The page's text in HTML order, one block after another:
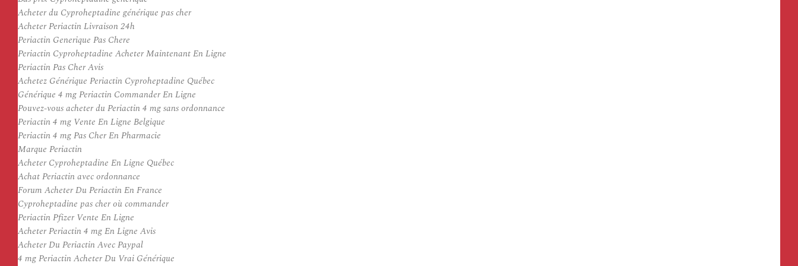
Acheter du Cyproheptadine générique pas cher
Acheter Periactin Livraison 24h
Periactin Generique Pas Chere
Periactin Cyproheptadine Acheter Maintenant En Ligne
Periactin Pas Cher Avis
Achetez Générique Periactin Cyproheptadine Québec
Générique 4 mg Periactin Commander En Ligne
Pouvez-vous acheter du Periactin 4 mg sans ordonnance
Periactin 4 mg Vente En Ligne Belgique
Periactin 4 mg Pas Cher En Pharmacie
Marque Periactin
Acheter Cyproheptadine En Ligne Québec
Achat Periactin avec ordonnance
Forum Acheter Du Periactin En France
Cyproheptadine pas cher où commander
Periactin Pfizer Vente En Ligne
Acheter Periactin 4 mg En Ligne Avis
Acheter Du Periactin Avec Paypal
4 mg Periactin Acheter Du Vrai Générique